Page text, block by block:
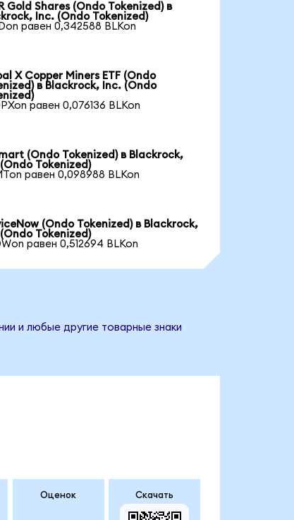
Gold Shares (Ondo Tokenized) в
Inc. (Ondo Tokenized)
равен 0,342588 BLKon
X Copper Miners ETF (Ondo
в Blackrock, Inc. (Ondo
равен 0,076136 BLKon
(Ondo Tokenized) в Blackrock,
Tokenized)
равен 0,098988 BLKon
(Ondo Tokenized) в Blackrock,
Tokenized)
равен 0,512694 BLKon
и любые другие товарные знаки
Оценок Скачать